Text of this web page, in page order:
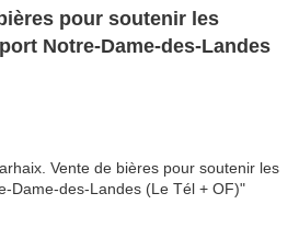
pour soutenir les
Notre-Dame-des-Landes